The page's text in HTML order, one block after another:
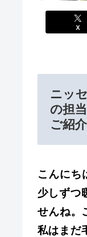
X
ニッ
の担
ご紹
こんにち
少しずつ
せんね。
私はまだ